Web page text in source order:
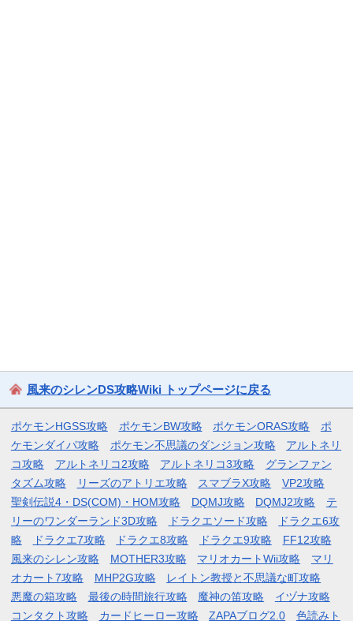
風来のシレンDS攻略Wiki トップページに戻る
ポケモンHGSS攻略 ポケモンBW攻略 ポケモンORAS攻略
ポ
ケモンダイパ攻略
ポケモン不思議のダンジョン攻略
アルトネリ
コ攻略
アルトネリコ2攻略 アルトネリコ3攻略
グランファン
タズム攻略
リーズのアトリエ攻略 スマブラX攻略
VP2攻略
聖剣伝説4・DS(COM)・HOM攻略
DQMJ攻略 DQMJ2攻略
テ
リーのワンダーランド3D攻略
ドラクエソード攻略
ドラクエ6攻
略
ドラクエ7攻略 ドラクエ8攻略 ドラクエ9攻略
FF12攻略
風来のシレン攻略
MOTHER3攻略 マリオカートWii攻略
マリ
オカート7攻略
MHP2G攻略
レイトン教授と不思議な町攻略
悪魔の箱攻略
最後の時間旅行攻略 魔神の笛攻略
イヅナ攻略
コンタクト攻略
カードヒーロー攻略 ZAPAブログ2.0 色読みト